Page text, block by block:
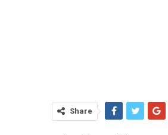
Share